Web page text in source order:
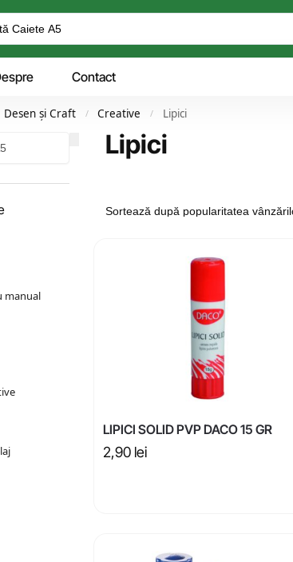
Contact
Desen și Craft / Creative / Lipici
Lipici
LIPICI SOLID PVP DACO 15 GR
2,90 lei
manual